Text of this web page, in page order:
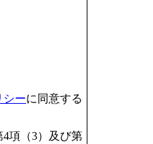
シーに同意する
項（3）及び第